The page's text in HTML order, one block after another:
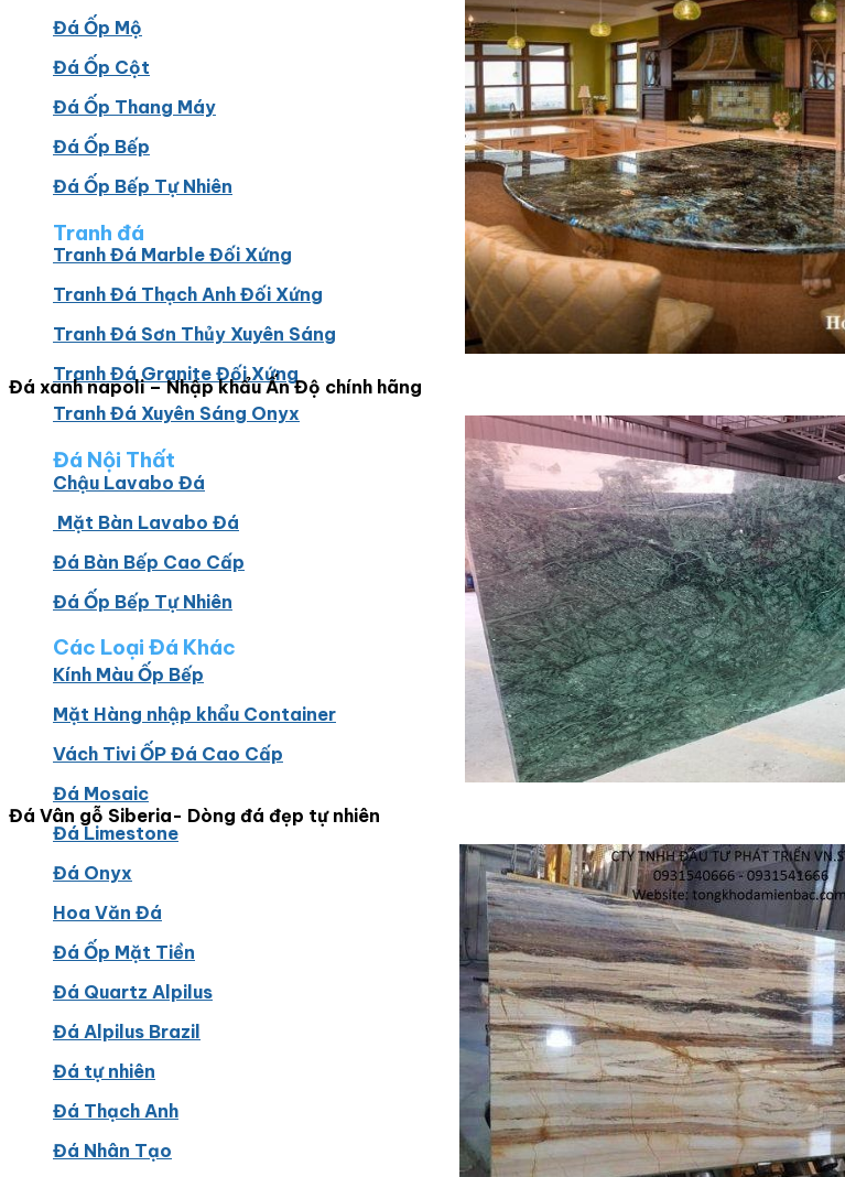
Đá Ốp Mộ
Đá Ốp Cột
Đá Ốp Thang Máy
Đá Ốp Bếp
Đá Ốp Bếp Tự Nhiên
Tranh đá
Tranh Đá Marble Đối Xứng
Tranh Đá Thạch Anh Đối Xứng
Tranh Đá Sơn Thủy Xuyên Sáng
Tranh Đá Granite Đối Xứng
Tranh Đá Xuyên Sáng Onyx
Đá Nội Thất
Chậu Lavabo Đá
Mặt Bàn Lavabo Đá
Đá Bàn Bếp Cao Cấp
Đá Ốp Bếp Tự Nhiên
Các Loại Đá Khác
Kính Màu Ốp Bếp
Mặt Hàng nhập khẩu Container
Vách Tivi ỐP Đá Cao Cấp
Đá Mosaic
Đá Limestone
Đá Onyx
Hoa Văn Đá
Đá Ốp Mặt Tiền
Đá Quartz Alpilus
Đá Alpilus Brazil
Đá tự nhiên
Đá Thạch Anh
Đá Nhân Tạo
Đá xanh napoli – Nhập khẩu Ấn Độ chính hãng
Đá Vân gỗ Siberia- Dòng đá đẹp tự nhiên